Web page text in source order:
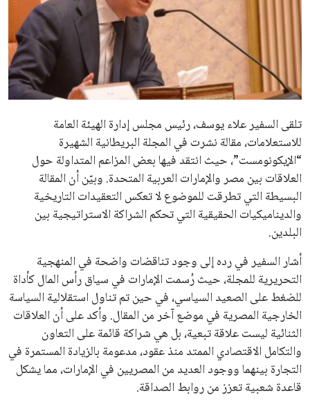
فن وثقافة
علوم وتكنولوجيا
المرأة والجمال
حوادث
محافظات
تلقى السفير علاء يوسف، رئيس مجلس إدارة الهيئة العامة
للاستعلامات، مقالة نشرت في المجلة البريطانية الشهيرة
“الإيكونومست”، حيث انتقد فيها بعض المزاعم المتداولة حول
العلاقات بين مصر والإمارات العربية المتحدة. وبيّن أن المقالة
البسيطة التي تطرقت للموضوع لا تعكس التعقيدات التاريخية
والديناميكيات الحقيقية التي تحكم الشراكة الاستراتيجية بين
البلدين.
أشار السفير في رده إلى وجود تناقضات واضحة في المنهجية
التحريرية للمجلة، حيث رُسمت الإمارات في سياق رأس المال كأداة
للضغط على الصعيد السياسي، في حين تم تناول استقلالية السياسة
الخارجية المصرية في موضع آخر من المقال. وأكد على أن العلاقات
الثنائية ليست علاقة تبعية، بل هي شراكة قائمة على التعاون
والتكامل الاقتصادي الممتد منذ عقود، مدعومة بالزيادة المستمرة في
التجارة بينهما ووجود العديد من المصريين في الإمارات، مما يشكل
قاعدة شعبية تعزز من روابط الصداقة.